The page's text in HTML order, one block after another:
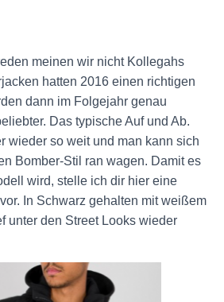
meinen wir nicht Kollegahs
hatten 2016 einen richtigen
dann im Folgejahr genau
Das typische Auf und Ab.
wieder so weit und man kann sich
Bomber-Stil ran wagen. Damit es
wird, stelle ich dir hier eine
In Schwarz gehalten mit weißem
unter den Street Looks wieder